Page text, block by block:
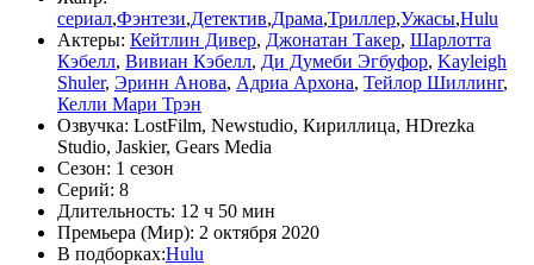
cериал,Фэнтези,Детектив,Драма,Триллер,Ужасы,Hulu
Актеры: Кейтлин Дивер, Джонатан Такер, Шарлотта
Кэбелл, Вивиан Кэбелл, Ди Думеби Эгбуфор, Kayleigh
Shuler, Эринн Анова, Адриа Архона, Тейлор Шиллинг,
Келли Мари Трэн
Озвучка: LostFilm, Newstudio, Кириллица, HDrezka
Studio, Jaskier, Gears Media
Сезон: 1 сезон
Серий: 8
Длительность: 12 ч 50 мин
Премьера (Мир): 2 октября 2020
В подборках:Hulu